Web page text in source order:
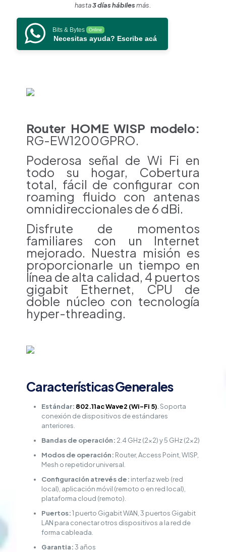
puertos
LAN
Gigabit,
cantidad
hasta3 días hábilesmás.
Bits & Bytes Online
Necesitas ayuda? Escribe acá
Router HOME WISP modelo:
RG-EW1200GPRO.
Poderosa señal de Wi Fi en
todo su hogar, Cobertura
total, fácil de configurar con
roaming fluido con antenas
omnidireccionales de 6 dBi.
Disfrute de momentos
familiares con un Internet
mejorado. Nuestra misión es
proporcionarle un tiempo en
línea de alta calidad, 4 puertos
gigabit Ethernet, CPU de
doble núcleo con tecnología
hyper-threading.
Características Generales
Estándar: 802.11ac Wave2 (Wi-Fi 5) Soporta
conexión de dispositivos de estándares
anteriores.
Bandas de operación: 2.4 GHz (2×2) y 5 GHz (2×2)
Modos de operación: Router, Access Point, WISP,
Mesh o repetidor universal.
Configuración atrevés de: interfaz web (red
local), aplicación móvil (remoto o en red local),
plataforma cloud (remoto).
Puertos:1 puerto Gigabit WAN, 3 puertos Gigabit
LAN para conectar otros dispositivos a la red de
forma cableada.
Garantia:3 años